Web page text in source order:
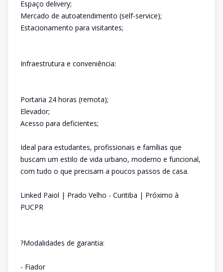
Espaço delivery;
Mercado de autoatendimento (self-service);
Estacionamento para visitantes;
Infraestrutura e conveniência:
Portaria 24 horas (remota);
Elevador;
Acesso para deficientes;
Ideal para estudantes, profissionais e famílias que
buscam um estilo de vida urbano, moderno e funcional,
com tudo o que precisam a poucos passos de casa.
Linked Paiol | Prado Velho - Curitiba | Próximo à
PUCPR
?Modalidades de garantia:
- Fiador